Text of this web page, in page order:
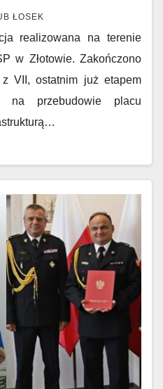
ŁOSEK
realizowana na terenie
w Złotowie. Zakończono
VII, ostatnim już etapem
na przebudowie placu